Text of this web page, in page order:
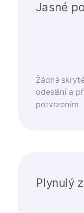
Jasné
Žádné
odeslání a
potvrzením
Plynulý